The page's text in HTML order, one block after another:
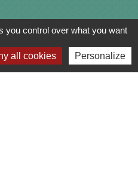
you control over what you want
all cookies Personalize